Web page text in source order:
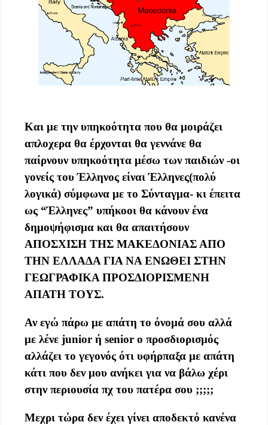
Και με την υπηκοότητα που θα μοιράζει
απλοχερα θα έρχονται θα γεννάνε θα
παίρνουν υπηκοότητα μέσω των παιδιών -οι
γονείς του Έλληνος είναι Έλληνες(πολύ
λογικά) σύμφωνα με το Σύνταγμα- κι έπειτα
ως “Έλληνες” υπήκοοι θα κάνουν ένα
δημοψήφισμα και θα απαιτήσουν
ΑΠΟΣΧΙΣΗ ΤΗΣ ΜΑΚΕΔΟΝΙΑΣ ΑΠΟ
ΤΗΝ ΕΛΛΑΔΑ ΓΙΑ ΝΑ ΕΝΩΘΕΙ ΣΤΗΝ
ΓΕΩΓΡΑΦΙΚΑ ΠΡΟΣΔΙΟΡΙΣΜΕΝΗ
ΑΠΑΤΗ ΤΟΥΣ.
Αν εγώ πάρω με απάτη το όνομά σου αλλά
με λένε junior ή senior ο προσδιορισμός
αλλάζει το γεγονός ότι υφήρπαξα με απάτη
κάτι που δεν μου ανήκει για να βάλω χέρι
στην περιουσία πχ του πατέρα σου ;;;;;
Μεχρι τώρα δεν έχει γίνει αποδεκτό κανένα